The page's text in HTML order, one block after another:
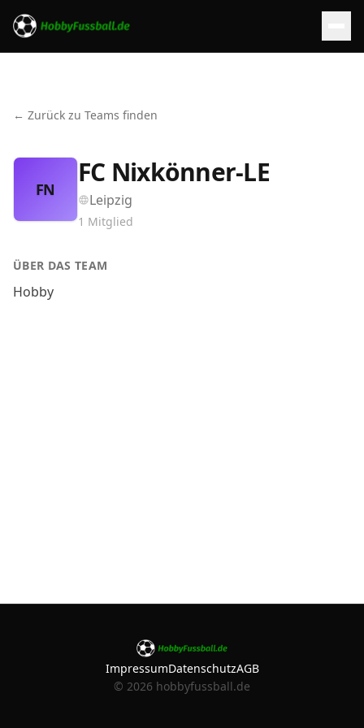
← Zurück zu Teams finden
FN
FC Nixkönner-LE
Leipzig
1 Mitglied
ÜBER DAS TEAM
Hobby
ImpressumDatenschutzAGB
© 2026 hobbyfussball.de